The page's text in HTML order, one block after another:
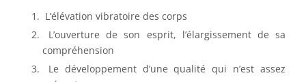
L’élévation vibratoire des corps
L’ouverture de son esprit, l’élargissement de sa
compréhension
Le développement d’une qualité qui n’est assez